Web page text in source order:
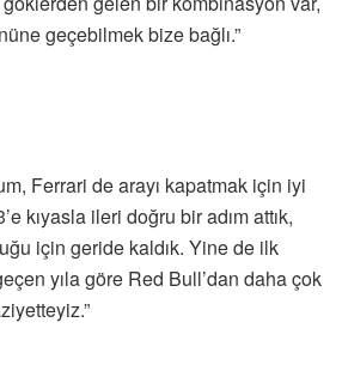
geçebilmek bize bağlı.”
Ferrari de arayı kapatmak için iyi
kıyasla ileri doğru bir adım attık,
için geride kaldık. Yine de ilk
yıla göre Red Bull’dan daha çok